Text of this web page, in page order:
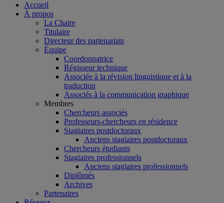
Accueil
À propos
La Chaire
Titulaire
Directeur des partenariats
Équipe
Coordonnatrice
Régisseur technique
Associée à la révision linguistique et à la
traduction
Associés à la communication graphique
Membres
Chercheurs associés
Professeurs-chercheurs en résidence
Stagiaires postdoctoraux
Anciens stagiaires postdoctoraux
Chercheurs étudiants
Stagiaires professionnels
Anciens stagiaires professionnels
Diplômés
Archives
Partenaires